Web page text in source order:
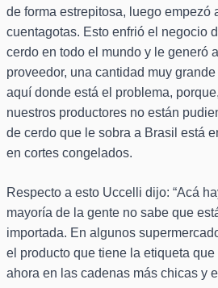
de forma estrepitosa, luego empezó
cuentagotas. Esto enfrió el negocio
cerdo en todo el mundo y le generó
proveedor, una cantidad muy
aquí donde está el problema,
nuestros productores no están
de cerdo que le sobra a Brasil está
en cortes congelados.
Respecto a esto Uccelli dijo: “Acá
mayoría de la gente no sabe que
importada. En algunos
el producto que tiene la etiqueta que
ahora en las cadenas más chicas y